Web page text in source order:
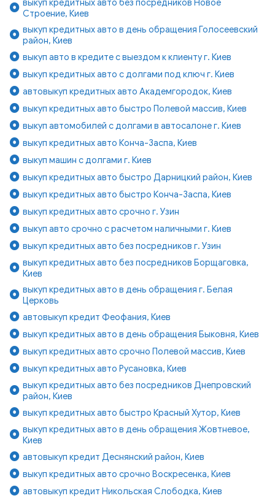
Строение, Киев
выкуп кредитных авто в день обращения Голосеевский
район, Киев
выкуп авто в кредите с выездом к клиенту г. Киев
выкуп кредитных авто с долгами под ключ г. Киев
автовыкуп кредитных авто Академгородок, Киев
выкуп кредитных авто быстро Полевой массив, Киев
выкуп автомобилей с долгами в автосалоне г. Киев
выкуп кредитных авто Конча-Заспа, Киев
выкуп машин с долгами г. Киев
выкуп кредитных авто быстро Дарницкий район, Киев
выкуп кредитных авто быстро Конча-Заспа, Киев
выкуп кредитных авто срочно г. Узин
выкуп авто срочно с расчетом наличными г. Киев
выкуп кредитных авто без посредников г. Узин
выкуп кредитных авто без посредников Борщаговка,
Киев
выкуп кредитных авто в день обращения г. Белая
Церковь
автовыкуп кредит Феофания, Киев
выкуп кредитных авто в день обращения Быковня, Киев
выкуп кредитных авто срочно Полевой массив, Киев
выкуп кредитных авто Русановка, Киев
выкуп кредитных авто без посредников Днепровский
район, Киев
выкуп кредитных авто быстро Красный Хутор, Киев
выкуп кредитных авто в день обращения Жовтневое,
Киев
автовыкуп кредит Деснянский район, Киев
выкуп кредитных авто срочно Воскресенка, Киев
автовыкуп кредит Никольская Слободка, Киев